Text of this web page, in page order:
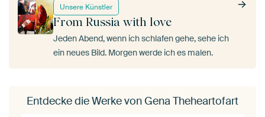
Unsere Künstler
From Russia with love
Jeden Abend, wenn ich schlafen gehe, sehe ich
ein neues Bild. Morgen werde ich es malen.
Entdecke die Werke von Gena Theheartofart